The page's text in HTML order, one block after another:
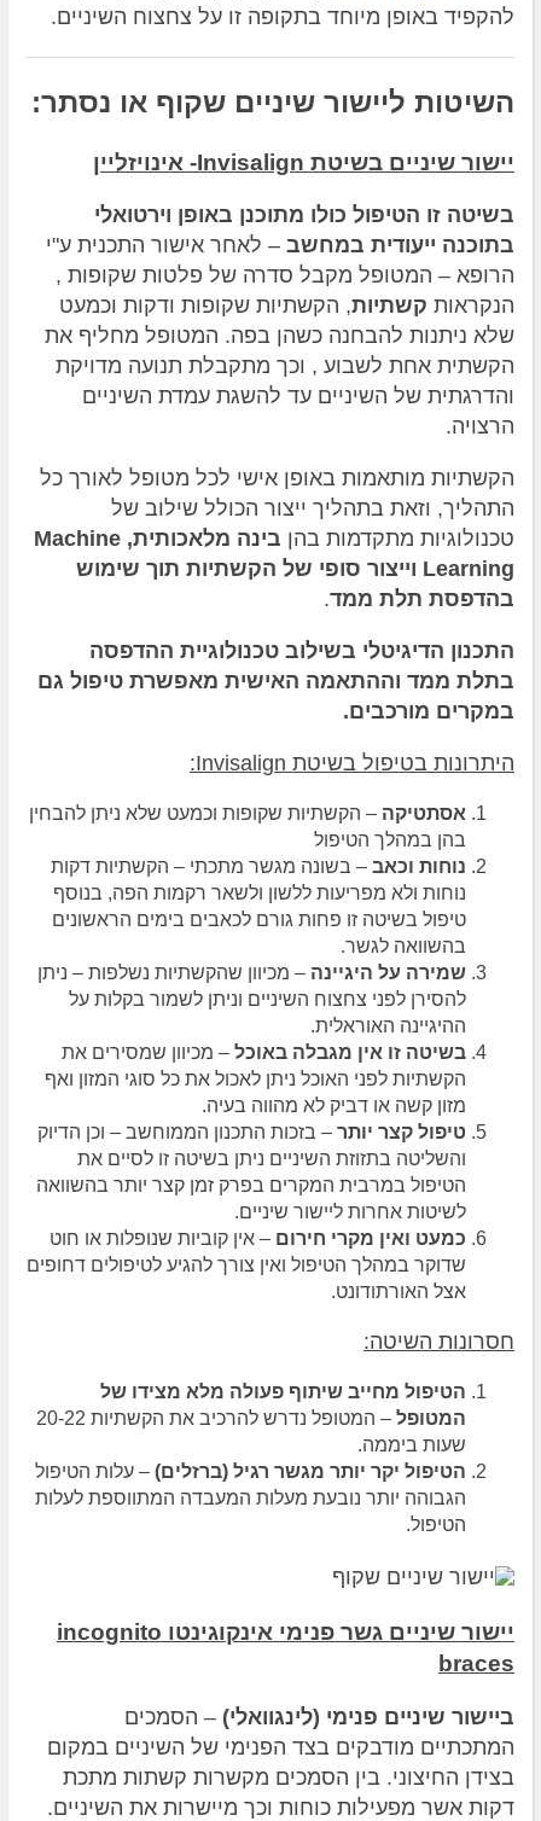
להקפיד באופן מיוחד בתקופה זו על צחצוח השיניים.
השיטות ליישור שיניים שקוף או נסתר:
יישור שיניים בשיטת Invisalign- אינויזליין
בשיטה זו הטיפול כולו מתוכנן באופן וירטואלי
בתוכנה ייעודית במחשב – לאחר אישור התכנית ע"י
הרופא – המטופל מקבל סדרה של פלטות שקופות ,
הנקראות קשתיות, הקשתיות שקופות ודקות וכמעט
שלא ניתנות להבחנה כשהן בפה. המטופל מחליף את
הקשתית אחת לשבוע , וכך מתקבלת תנועה מדויקת
והדרגתית של השיניים עד להשגת עמדת השיניים
הרצויה.
הקשתיות מותאמות באופן אישי לכל מטופל לאורך כל
התהליך, וזאת בתהליך ייצור הכולל שילוב של
טכנולוגיות מתקדמות בהן
בינה מלאכותית, Machine
Learning וייצור סופי של הקשתיות תוך שימוש
בהדפסת תלת ממד.
התכנון הדיגיטלי בשילוב טכנולוגיית ההדפסה
בתלת ממד וההתאמה האישית מאפשרת טיפול גם
במקרים מורכבים.
היתרונות בטיפול בשיטת Invisalign:
אסתטיקה – הקשתיות שקופות וכמעט שלא ניתן להבחין
בהן במהלך הטיפול
נוחות וכאב – בשונה מגשר מתכתי – הקשתיות דקות
נוחות ולא מפריעות ללשון ולשאר רקמות הפה, בנוסף
טיפול בשיטה זו פחות גורם לכאבים בימים הראשונים
בהשוואה לגשר.
שמירה על היגיינה – מכיוון שהקשתיות נשלפות – ניתן
להסירן לפני צחצוח השיניים וניתן לשמור בקלות על
ההיגיינה האוראלית.
בשיטה זו אין מגבלה באוכל – מכיוון שמסירים את
הקשתיות לפני האוכל ניתן לאכול את כל סוגי המזון ואף
מזון קשה או דביק לא מהווה בעיה.
טיפול קצר יותר – בזכות התכנון הממוחשב – וכן הדיוק
והשליטה בתזוזת השיניים ניתן בשיטה זו לסיים את
הטיפול במרבית המקרים בפרק זמן קצר יותר בהשוואה
לשיטות אחרות ליישור שיניים.
כמעט ואין מקרי חירום – אין קוביות שנופלות או חוט
שדוקר במהלך הטיפול ואין צורך להגיע לטיפולים דחופים
אצל האורתודונט.
חסרונות השיטה:
הטיפול מחייב שיתוף פעולה מלא מצידו של
המטופל
– המטופל נדרש להרכיב את הקשתיות 20-22
שעות ביממה.
הטיפול יקר יותר מגשר רגיל (ברזלים) – עלות הטיפול
הגבוהה יותר נובעת מעלות המעבדה המתווספת לעלות
הטיפול.
יישור שיניים גשר פנימי אינקוגינטו incognito
braces
ביישור שיניים פנימי (לינגוואלי) – הסמכים
המתכתיים מודבקים בצד הפנימי של השיניים במקום
בצידן החיצוני. בין הסמכים מקשרות קשתות מתכת
דקות אשר מפעילות כוחות וכך מיישרות את השיניים.